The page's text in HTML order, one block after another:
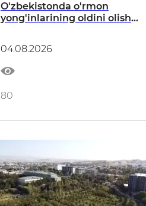
O'zbekistonda o'rmon
yong'inlarining oldini olish
04.08.2026
80